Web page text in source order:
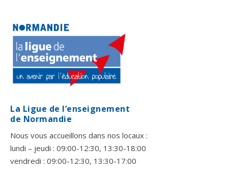
La Ligue de l’enseignement
de Normandie
Nous vous accueillons dans nos locaux :
lundi – jeudi : 09:00-12:30, 13:30-18:00
vendredi : 09:00-12:30, 13:30-17:00